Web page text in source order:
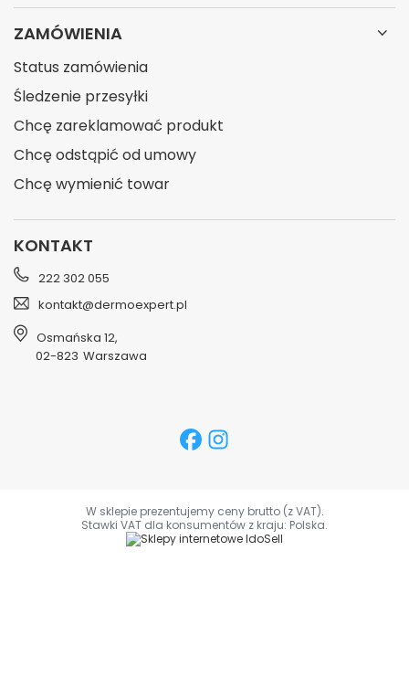
ZAMÓWIENIA
Status zamówienia
Śledzenie przesyłki
Chcę zareklamować produkt
Chcę odstąpić od umowy
Chcę wymienić towar
KONTAKT
222 302 055
kontakt@dermoexpert.pl
Osmańska 12,
02-823 Warszawa
W sklepie prezentujemy ceny brutto (z VAT).
Stawki VAT dla konsumentów z kraju: Polska.